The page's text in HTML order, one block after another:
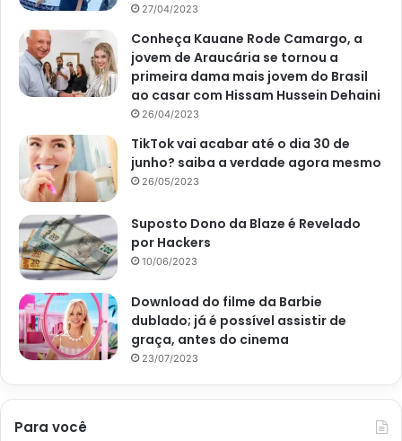
27/04/2023
Conheça Kauane Rode Camargo, a
jovem de Araucária se tornou a
primeira dama mais jovem do Brasil
ao casar com Hissam Hussein Dehaini
26/04/2023
TikTok vai acabar até o dia 30 de
junho? saiba a verdade agora mesmo
26/05/2023
Suposto Dono da Blaze é Revelado
por Hackers
10/06/2023
Download do filme da Barbie
dublado; já é possível assistir de
graça, antes do cinema
23/07/2023
Para você